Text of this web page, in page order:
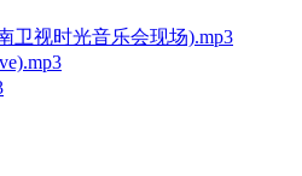
卫视时光音乐会现场).mp3